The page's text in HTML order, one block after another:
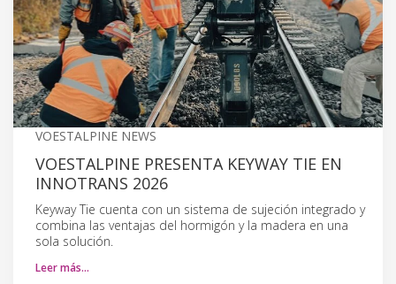
VOESTALPINE NEWS
VOESTALPINE PRESENTA KEYWAY TIE EN
INNOTRANS 2026
Keyway Tie cuenta con un sistema de sujeción integrado y
combina las ventajas del hormigón y la madera en una
sola solución.
Leer más…